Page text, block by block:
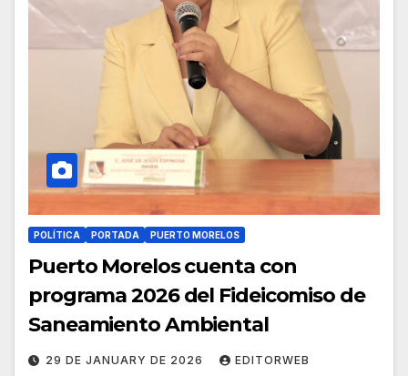
POLÍTICA PORTADA PUERTO MORELOS
Puerto Morelos cuenta con
programa 2026 del Fideicomiso de
Saneamiento Ambiental
29 DE JANUARY DE 2026 EDITORWEB